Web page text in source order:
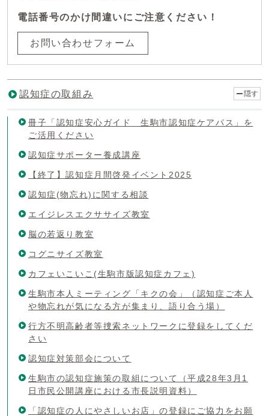
電話番号のかけ間違いにご注意ください！
お問い合わせフォーム
認知症の取組み 隠す
冊子「認知症安心ガイド 生駒市認知症ケアパス」を
ご活用ください
認知症サポーター養成講座
【終了】認知症月間啓発イベント2025
認知症(物忘れ)に関する相談
エイジレスエクササイズ教室
脳の若返り教室
コグニサイズ教室
カフェいこいこ(生駒市版認知症カフェ)
生駒市本人ミーティング「キクの会」（認知症ご本人
や物忘れが気になる方が集まり、語り合う場）
行方不明高齢者等捜索ネットワークに登録をしてくだ
さい
認知症対策部会について
生駒市の認知症施策の取組について（平成28年3月1
日市民公開講座における市長説明資料）
「認知症の人にやさしいお店」の登録にご協力をお願